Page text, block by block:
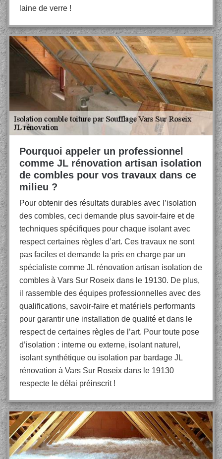
laine de verre !
Pourquoi appeler un professionnel
comme JL rénovation artisan isolation
de combles pour vos travaux dans ce
milieu ?
Pour obtenir des résultats durables avec l’isolation
des combles, ceci demande plus savoir-faire et de
techniques spécifiques pour chaque isolant avec
respect certaines règles d’art. Ces travaux ne sont
pas faciles et demande la pris en charge par un
spécialiste comme JL rénovation artisan isolation de
combles à Vars Sur Roseix dans le 19130. De plus,
il rassemble des équipes professionnelles avec des
qualifications, savoir-faire et matériels performants
pour garantir une installation de qualité et dans le
respect de certaines règles de l’art. Pour toute pose
d’isolation : interne ou externe, isolant naturel,
isolant synthétique ou isolation par bardage JL
rénovation à Vars Sur Roseix dans le 19130
respecte le délai préinscrit !